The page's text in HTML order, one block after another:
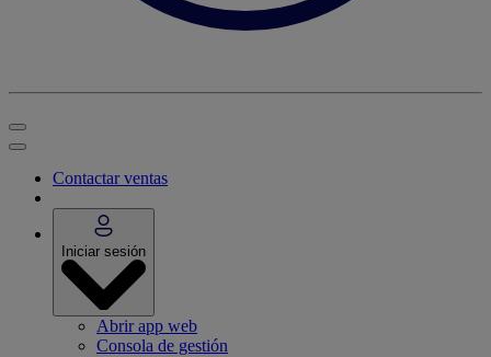
Contactar ventas
Iniciar sesión
Abrir app web
Consola de gestión